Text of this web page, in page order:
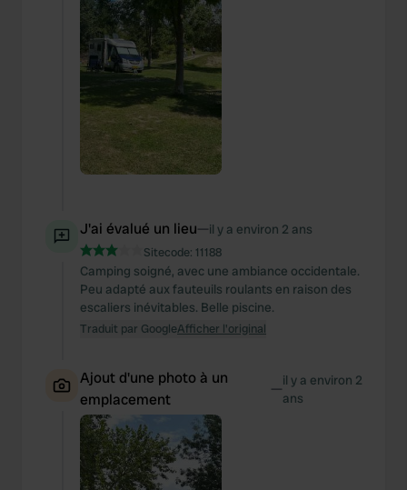
J'ai évalué un lieu—il y a environ 2 ans
Sitecode: 11188
Camping soigné, avec une ambiance occidentale.
Peu adapté aux fauteuils roulants en raison des
escaliers inévitables. Belle piscine.
Traduit par GoogleAfficher l'original
Ajout d'une photo à un
emplacement
—il y a environ 2
ans